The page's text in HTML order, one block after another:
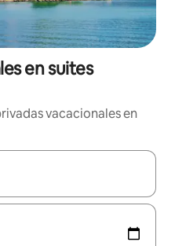
en suites
vacacionales en
navega con las